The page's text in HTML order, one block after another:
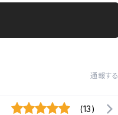
通報する
(13)